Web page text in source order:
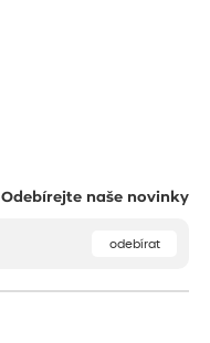
Odebírejte naše novinky
odebírat